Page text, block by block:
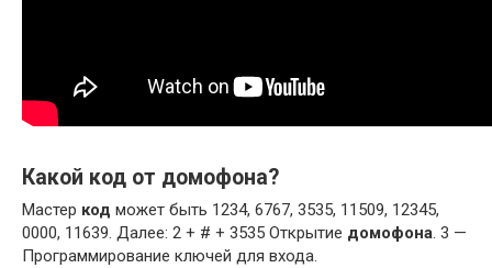
Какой код от домофона?
Мастер код может быть 1234, 6767, 3535, 11509, 12345,
0000, 11639. Далее: 2 + # + 3535 Открытие домофона. 3 —
Программирование ключей для входа.